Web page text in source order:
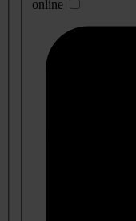
online